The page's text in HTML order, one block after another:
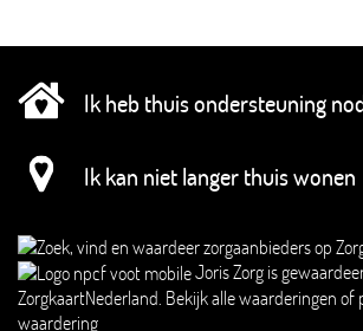
Joris Zorg is
ZorgkaartNederland. Bekijk alle waarderingen of
waardering
Ik heb thuis ondersteuning
Ik kan niet langer thuis wonen